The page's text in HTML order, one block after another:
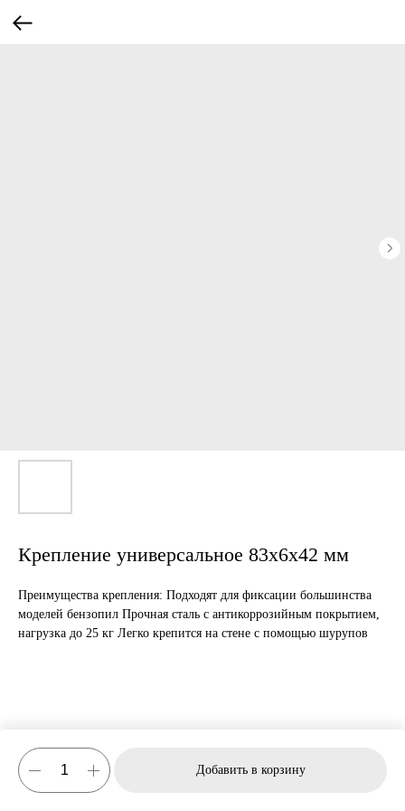
Крепление универсальное 83х6х42 мм
Добавить в корзину
Преимущества крепления: Подходят для фиксации большинства
моделей бензопил Прочная сталь с антикоррозийным покрытием,
нагрузка до 25 кг Легко крепится на стене с помощью шурупов